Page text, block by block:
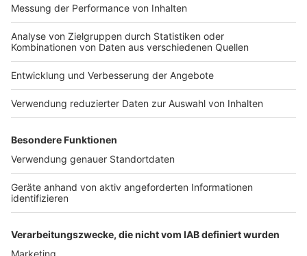
immer wieder zugetragen, dass Ältere, die nicht so
firm sind mit dem Smartphone, durchaus im Beruf aber
am PC gearbeitet haben, auf diese Desktop-
Ganz ohne App oder Client lässt sich die ePA nur
passiv nutzen. Heißt laut VZ: Man kann keine Daten
einsehen, hochladen und verwalten. Wer etwa die
Zugriffsrechte für Arztpraxen anpassen möchte, muss
Krankenkasse tun. Allerdings können Versicherte auch
eine Vertrauensperson als Vertretung benennen, die
auf ihrem Endgerät die ePA-App einrichten kann.